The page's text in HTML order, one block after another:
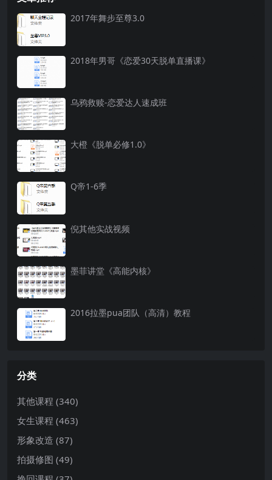
2017年舞步至尊3.0
2018年男哥《恋爱30天脱单直播课》
乌鸦救赎-恋爱达人速成班
大橙《脱单必修1.0》
Q帝1-6季
倪其他实战视频
墨菲讲堂《高能内核》
2016拉墨pua团队（高清）教程
分类
其他课程 (340)
女生课程 (463)
形象改造 (87)
拍摄修图 (49)